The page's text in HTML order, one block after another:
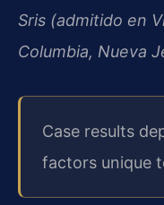
Sris (admitido en
Columbia, Nueva
Case results
factors unique